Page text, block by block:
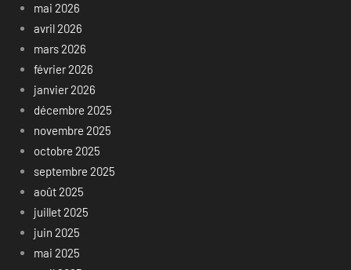
mai 2026
avril 2026
mars 2026
février 2026
janvier 2026
décembre 2025
novembre 2025
octobre 2025
septembre 2025
août 2025
juillet 2025
juin 2025
mai 2025